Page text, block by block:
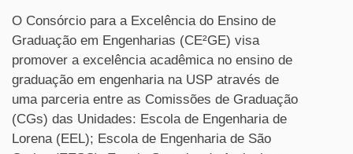
O Consórcio para a Excelência do Ensino de
Graduação em Engenharias (CE²GE) visa
promover a excelência acadêmica no ensino de
graduação em engenharia na USP através de
uma parceria entre as Comissões de Graduação
(CGs) das Unidades: Escola de Engenharia de
Lorena (EEL); Escola de Engenharia de São